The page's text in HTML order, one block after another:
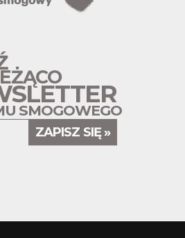
SMOGOWEGO
ZAPISZ SIĘ »